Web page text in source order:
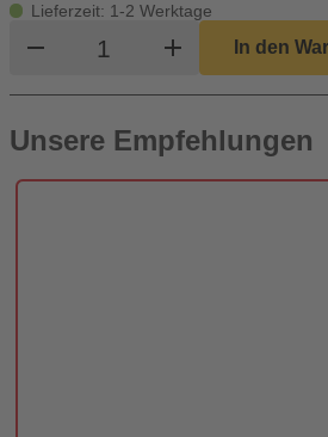
Lieferzeit: 1-2 Werktage
remove Produkt Warenkorb
add In den
Unsere Empfehlungen